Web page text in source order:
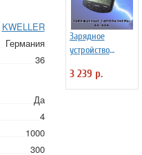
KWELLER
Германия
36
Да
4
1000
300
Зарядное
устройство
ProCharger1000
3 239 р.